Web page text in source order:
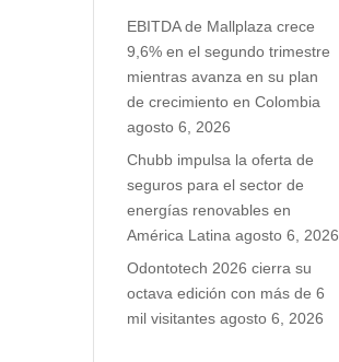
EBITDA de Mallplaza crece
9,6% en el segundo trimestre
mientras avanza en su plan
de crecimiento en Colombia
agosto 6, 2026
Chubb impulsa la oferta de
seguros para el sector de
energías renovables en
América Latina agosto 6, 2026
Odontotech 2026 cierra su
octava edición con más de 6
mil visitantes agosto 6, 2026